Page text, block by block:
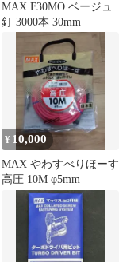
MAX F30MO ベージュ
釘 3000本 30mm
¥ 10,000
MAX やわすべりほーす
高圧 10M φ5mm